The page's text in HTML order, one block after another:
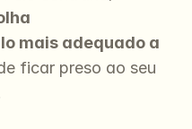
mais adequado a
ficar preso ao seu